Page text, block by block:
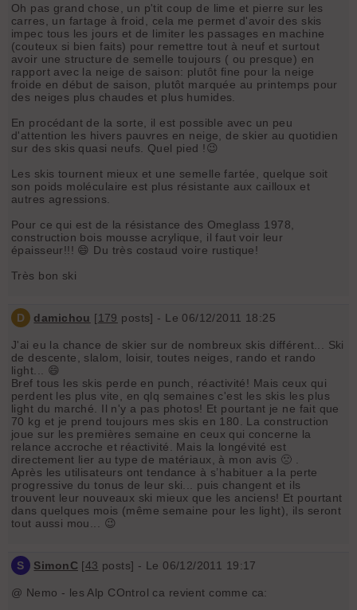
Oh pas grand chose, un p'tit coup de lime et pierre sur les
carres, un fartage à froid, cela me permet d'avoir des skis
impec tous les jours et de limiter les passages en machine
(couteux si bien faits) pour remettre tout à neuf et surtout
avoir une structure de semelle toujours ( ou presque) en
rapport avec la neige de saison: plutôt fine pour la neige
froide en début de saison, plutôt marquée au printemps pour
des neiges plus chaudes et plus humides.
En procédant de la sorte, il est possible avec un peu
d'attention les hivers pauvres en neige, de skier au quotidien
sur des skis quasi neufs. Quel pied !😉
Les skis tournent mieux et une semelle fartée, quelque soit
son poids moléculaire est plus résistante aux cailloux et
autres agressions.
Pour ce qui est de la résistance des Omeglass 1978,
construction bois mousse acrylique, il faut voir leur
épaisseur!!! 😄 Du très costaud voire rustique!
Très bon ski
D damichou [179 posts] - Le 06/12/2011 18:25
J'ai eu la chance de skier sur de nombreux skis différent... Ski
de descente, slalom, loisir, toutes neiges, rando et rando
light... 😄
Bref tous les skis perde en punch, réactivité! Mais ceux qui
perdent les plus vite, en qlq semaines c'est les skis les plus
light du marché. Il n'y a pas photos! Et pourtant je ne fait que
70 kg et je prend toujours mes skis en 180. La construction
joue sur les premières semaine en ceux qui concerne la
relance accroche et réactivité. Mais la longévité est
directement lier au type de matériaux, à mon avis 🙁 .
Après les utilisateurs ont tendance à s’habituer a la perte
progressive du tonus de leur ski... puis changent et ils
trouvent leur nouveaux ski mieux que les anciens! Et pourtant
dans quelques mois (même semaine pour les light), ils seront
tout aussi mou... 😉
S SimonC [43 posts] - Le 06/12/2011 19:17
@ Nemo - les Alp COntrol ca revient comme ca: